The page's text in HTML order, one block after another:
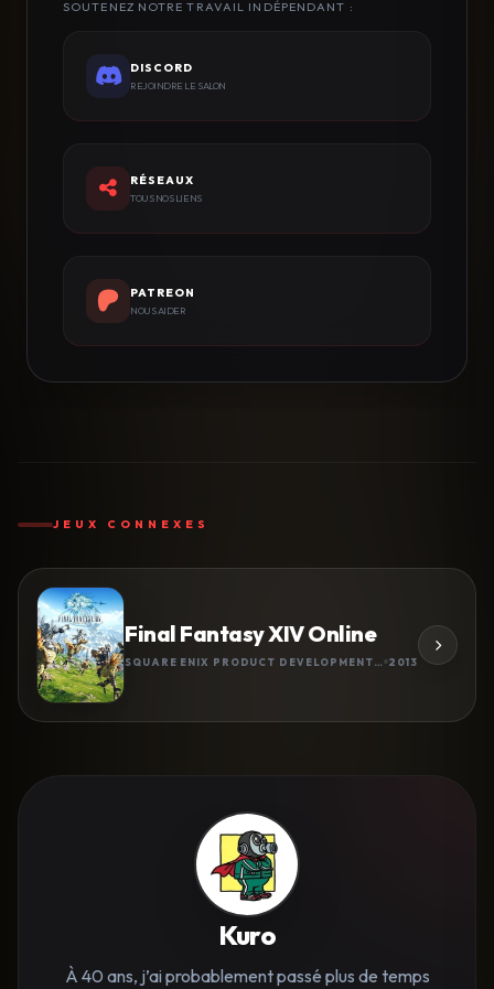
SOUTENEZ NOTRE TRAVAIL INDÉPENDANT :
DISCORD
REJOINDRE LE SALON
RÉSEAUX
TOUS NOS LIENS
PATREON
NOUS AIDER
JEUX CONNEXES
Final Fantasy XIV Online
SQUARE ENIX PRODUCT DEVELOPMENT DIVISION 3 2013
Kuro
À 40 ans, j’ai probablement passé plus de temps